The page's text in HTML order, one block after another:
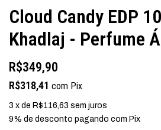
Cloud Candy EDP
Khadlaj - Perfume
R$349,90
R$318,41 com Pix
3 x de R$116,63 sem juros
9% de desconto pagando com Pix